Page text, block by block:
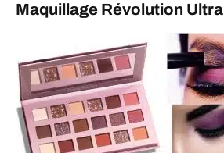
Maquillage Révolution Ultra